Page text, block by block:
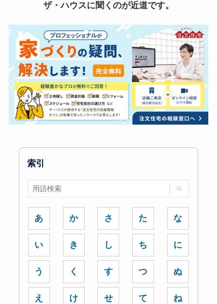
ザ・ハウスに聞くのが近道です。
索引
あ
い
う
え
か
き
く
け
さ
し
す
せ
た
ち
つ
て
な
に
ぬ
ね